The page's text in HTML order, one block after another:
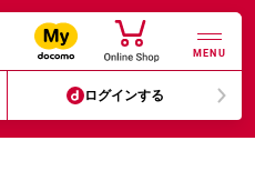
MENU
ログインする